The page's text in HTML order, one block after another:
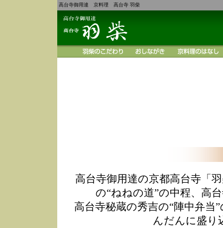
高台寺御用達 京料理 高台寺 羽柴
高台寺御用達の京都高台寺「
の“ねねの道”の中程、高
高台寺秘蔵の秀吉の“陣中弁
んだんに盛り